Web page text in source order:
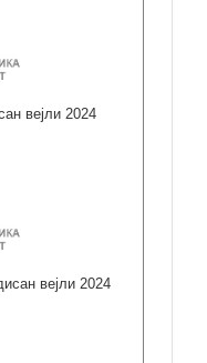
вејли 2024
вејли 2024